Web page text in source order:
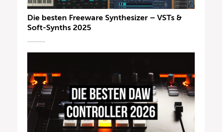
Die besten Freeware Synthesizer – VSTs &
Soft-Synths 2025